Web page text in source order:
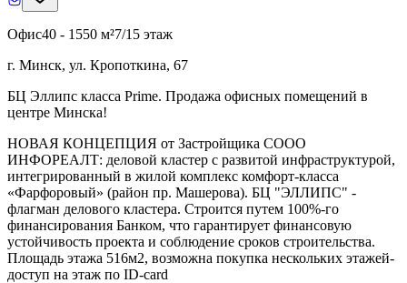
Офис40 - 1550 м²7/15 этаж
г. Минск, ул. Кропоткина, 67
БЦ Эллипс класса Prime. Продажа офисных помещений в
центре Минска!
НОВАЯ КОНЦЕПЦИЯ от Застройщика СООО
ИНФОРЕАЛТ: деловой кластер с развитой инфраструктурой,
интегрированный в жилой комплекс комфорт-класса
«Фарфоровый» (район пр. Машерова). БЦ "ЭЛЛИПС" -
флагман делового кластера. Строится путем 100%-го
финансирования Банком, что гарантирует финансовую
устойчивость проекта и соблюдение сроков строительства.
Площадь этажа 516м2, возможна покупка нескольких этажей-
доступ на этаж по ID-card